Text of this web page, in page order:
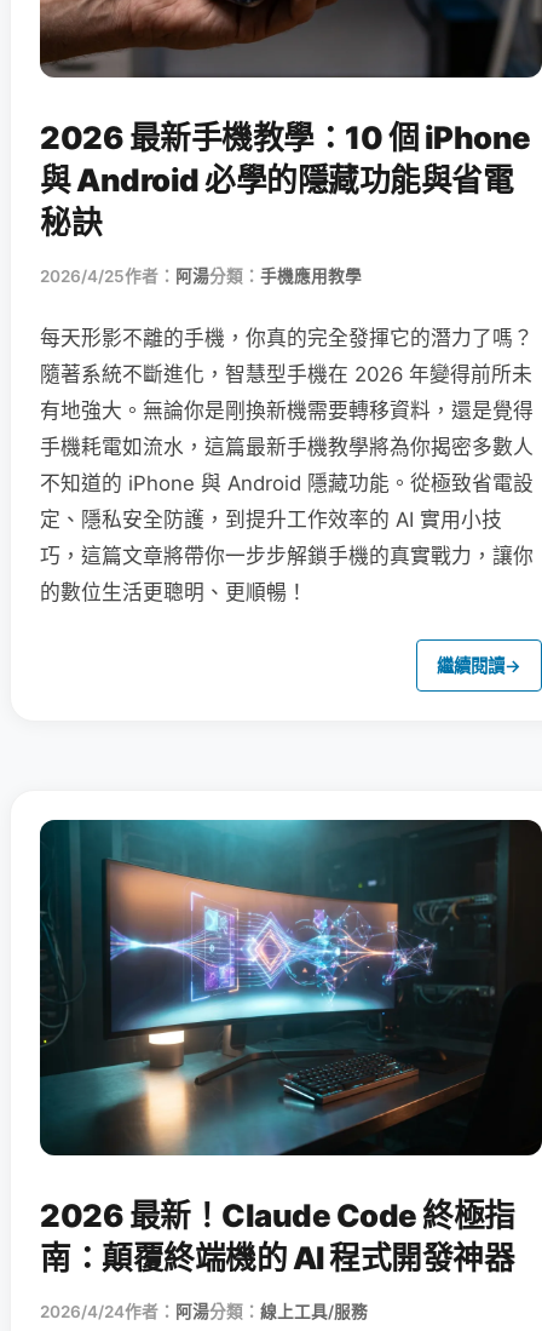
2026 最新手機教學：10 個 iPhone
與 Android 必學的隱藏功能與省電
秘訣
2026/4/25作者： 阿湯分類： 手機應用教學
每天形影不離的手機，你真的完全發揮它的潛力了嗎？
隨著系統不斷進化，智慧型手機在 2026 年變得前所未
有地強大。無論你是剛換新機需要轉移資料，還是覺得
手機耗電如流水，這篇最新手機教學將為你揭密多數人
不知道的 iPhone 與 Android 隱藏功能。從極致省電設
定、隱私安全防護，到提升工作效率的 AI 實用小技
巧，這篇文章將帶你一步步解鎖手機的真實戰力，讓你
的數位生活更聰明、更順暢！
繼續閱讀→
2026 最新！Claude Code 終極指
南：顛覆終端機的 AI 程式開發神器
2026/4/24作者： 阿湯分類： 線上工具/服務